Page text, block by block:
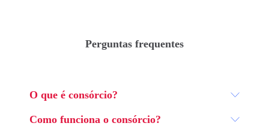
Perguntas frequentes
O que é consórcio?
Como funciona o consórcio?